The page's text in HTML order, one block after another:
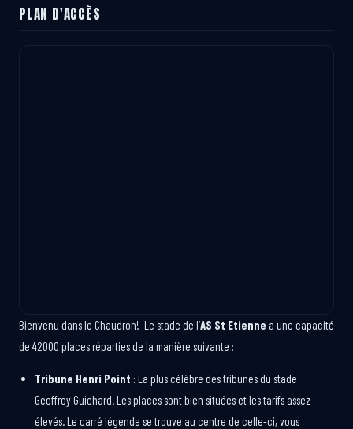
PLAN D'ACCÈS
Bienvenu dans le Chaudron! Le stade de l’AS St Etienne a une capacité
de 42000 places réparties de la manière suivante :
Tribune Henri Point : La plus célèbre des tribunes du stade
Geoffroy Guichard. Les places sont bien situées et les tarifs assez
élevés. Le carré légende se trouve au centre de celle-ci, vous